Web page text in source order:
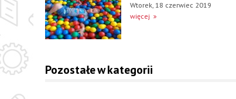
Wtorek, 18 czerwiec 2019
więcej
Pozostałe w kategorii